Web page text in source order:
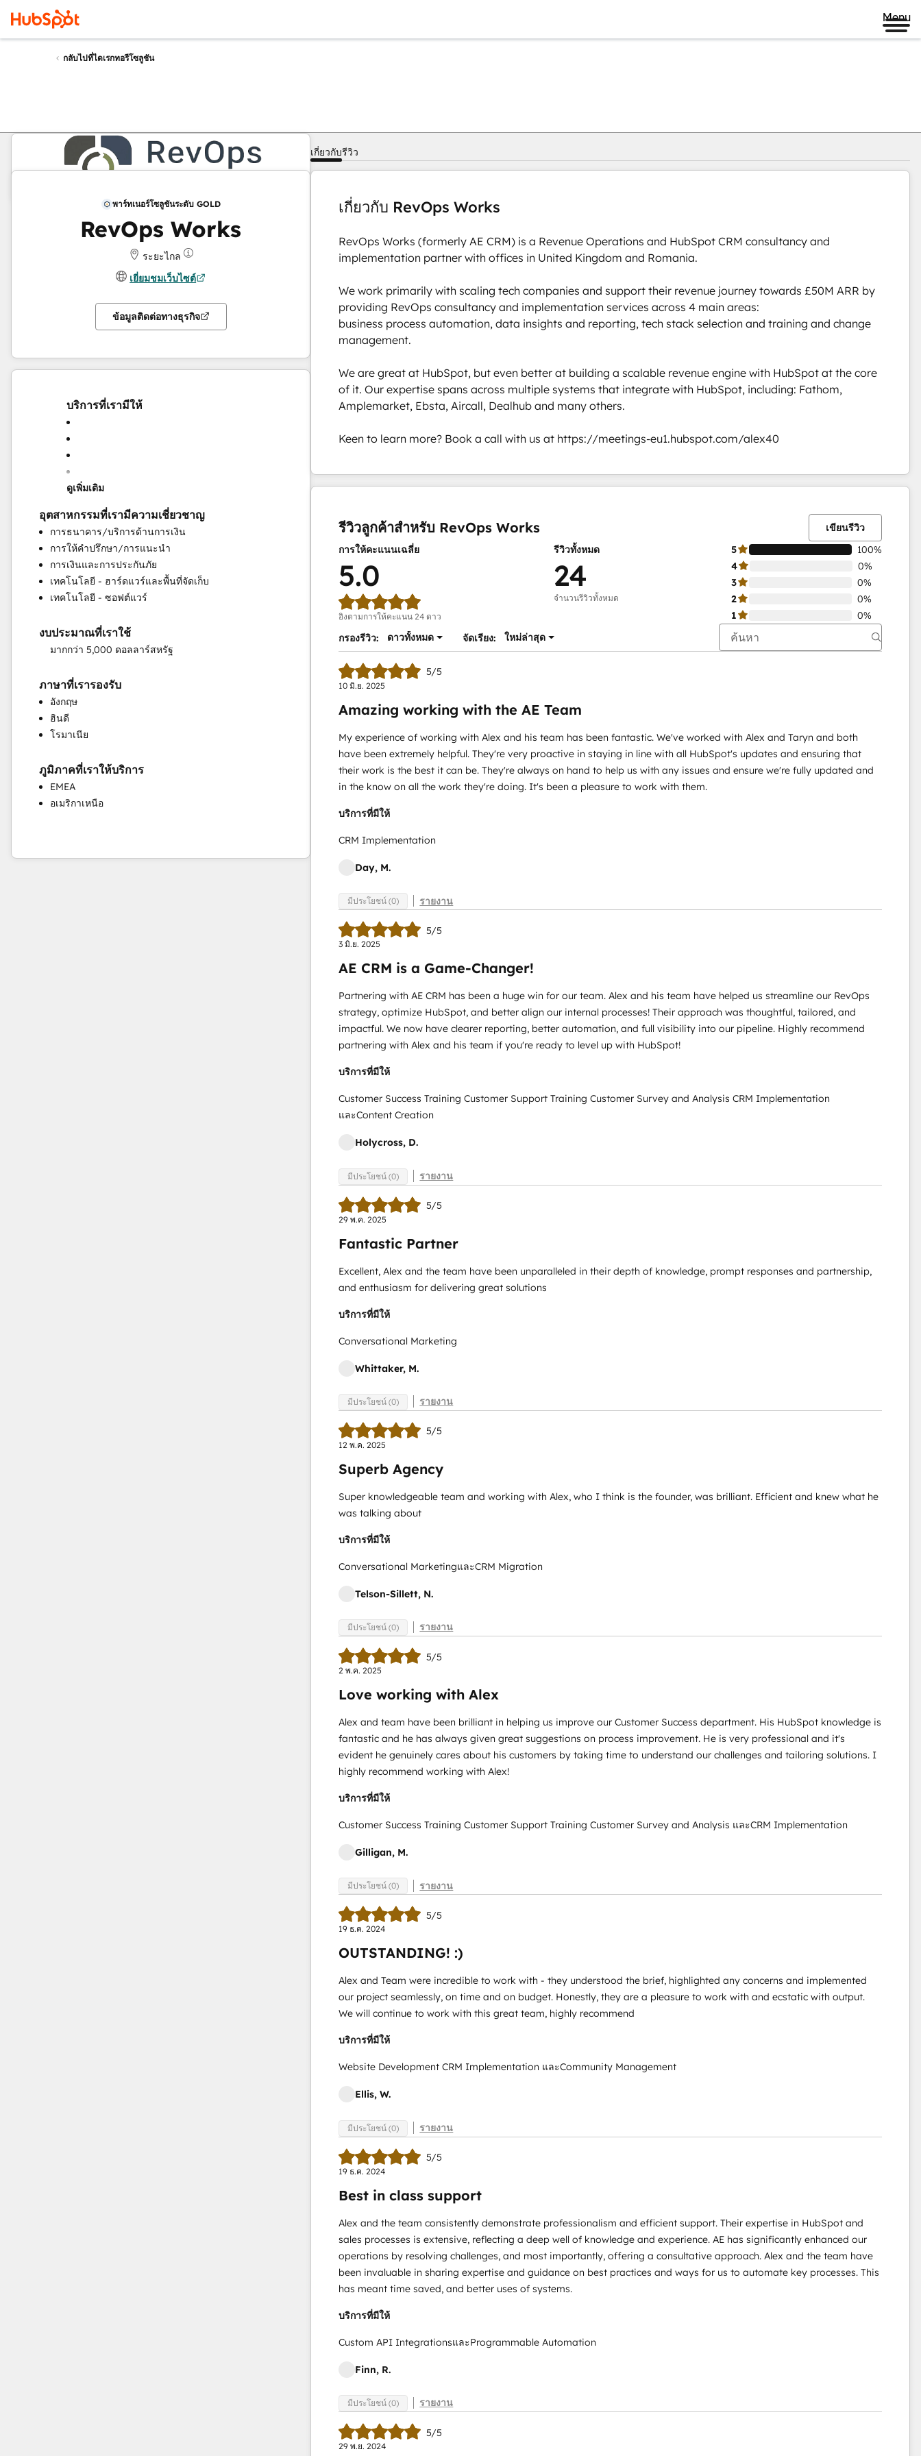
Menu
กลับไปที่ไดเรกทอรีโซลูชัน
เกี่ยวกับรีวิว
พาร์ทเนอร์โซลูชันระดับ GOLD
RevOps Works
ระยะไกล
เยี่ยมชมเว็บไซต์
ข้อมูลติดต่อทางธุรกิจ
บริการที่เรามีให้
การจัดแนวการขายและการตลาด
การดำเนินการของฝ่ายช่วยเหลือ
การตลาดตามบัญชี
การตลาดทางอีเมล
การตลาดสำหรับลูกค้า
การเตรียมความพร้อม HubSpot
การเปิดใช้งานการขาย
การผสานการทำงาน API แบบกำหนดเอง
การฝึกอบรมการสนับสนุนลูกค้า
การโอนย้าย CRM
แบบ
ระบบอัตโนมัติที่ตั้งโปรแกรมได้
ดูเพิ่มเติม
อุตสาหกรรมที่เรามีความเชี่ยวชาญ
การธนาคาร/บริการด้านการเงิน
การให้คำปรึกษา/การแนะนำ
การเงินและการประกันภัย
เทคโนโลยี - ฮาร์ดแวร์และพื้นที่จัดเก็บ
เทคโนโลยี - ซอฟต์แวร์
งบประมาณที่เราใช้
มากกว่า 5,000 ดอลลาร์สหรัฐ
ภาษาที่เรารองรับ
อังกฤษ
ฮินดี
โรมาเนีย
ภูมิภาคที่เราให้บริการ
EMEA
อเมริกาเหนือ
เกี่ยวกับ RevOps Works
RevOps Works (formerly AE CRM) is a Revenue Operations and HubSpot CRM consultancy and
implementation partner with offices in United Kingdom and Romania.
We work primarily with scaling tech companies and support their revenue journey towards £50M ARR by
providing RevOps consultancy and implementation services across 4 main areas:
business process automation, data insights and reporting, tech stack selection and training and change
management.
We are great at HubSpot, but even better at building a scalable revenue engine with HubSpot at the core
of it. Our expertise spans across multiple systems that integrate with HubSpot, including: Fathom,
Amplemarket, Ebsta, Aircall, Dealhub and many others.
Keen to learn more? Book a call with us at https://meetings-eu1.hubspot.com/alex40
รีวิวลูกค้าสำหรับ RevOps Works
เขียนรีวิว
การให้คะแนนเฉลี่ย
5.0
อิงตามการให้คะแนน 24 ดาว
รีวิวทั้งหมด
24
จำนวนรีวิวทั้งหมด
5
100%
100%
4
0%
3
0%
2
0%
1
0%
กรองรีวิว:
ดาวทั้งหมด จัดเรียง: ใหม่ล่าสุด
5/5
10 มิ.ย. 2025
Amazing working with the AE Team
My experience of working with Alex and his team has been fantastic. We've worked with Alex and Taryn and both
have been extremely helpful. They're very proactive in staying in line with all HubSpot's updates and ensuring that
their work is the best it can be. They're always on hand to help us with any issues and ensure we're fully updated and
in the know on all the work they're doing. It's been a pleasure to work with them.
บริการที่มีให้
CRM Implementation
Day, M.
มีประโยชน์ (0) รายงาน
5/5
3 มิ.ย. 2025
AE CRM is a Game-Changer!
Partnering with AE CRM has been a huge win for our team. Alex and his team have helped us streamline our RevOps
strategy, optimize HubSpot, and better align our internal processes! Their approach was thoughtful, tailored, and
impactful. We now have clearer reporting, better automation, and full visibility into our pipeline. Highly recommend
partnering with Alex and his team if you're ready to level up with HubSpot!
บริการที่มีให้
Customer Success Training Customer Support Training Customer Survey and Analysis CRM Implementation
และContent Creation
Holycross, D.
มีประโยชน์ (0) รายงาน
5/5
29 พ.ค. 2025
Fantastic Partner
Excellent, Alex and the team have been unparalleled in their depth of knowledge, prompt responses and partnership,
and enthusiasm for delivering great solutions
บริการที่มีให้
Conversational Marketing
Whittaker, M.
มีประโยชน์ (0) รายงาน
5/5
12 พ.ค. 2025
Superb Agency
Super knowledgeable team and working with Alex, who I think is the founder, was brilliant. Efficient and knew what he
was talking about
บริการที่มีให้
Conversational MarketingและCRM Migration
Telson-Sillett, N.
มีประโยชน์ (0) รายงาน
5/5
2 พ.ค. 2025
Love working with Alex
Alex and team have been brilliant in helping us improve our Customer Success department. His HubSpot knowledge is
fantastic and he has always given great suggestions on process improvement. He is very professional and it's
evident he genuinely cares about his customers by taking time to understand our challenges and tailoring solutions. I
highly recommend working with Alex!
บริการที่มีให้
Customer Success Training Customer Support Training Customer Survey and Analysis และCRM Implementation
Gilligan, M.
มีประโยชน์ (0) รายงาน
5/5
19 ธ.ค. 2024
OUTSTANDING! :)
Alex and Team were incredible to work with - they understood the brief, highlighted any concerns and implemented
our project seamlessly, on time and on budget. Honestly, they are a pleasure to work with and ecstatic with output.
We will continue to work with this great team, highly recommend
บริการที่มีให้
Website Development CRM Implementation และCommunity Management
Ellis, W.
มีประโยชน์ (0) รายงาน
5/5
19 ธ.ค. 2024
Best in class support
Alex and the team consistently demonstrate professionalism and efficient support. Their expertise in HubSpot and
sales processes is extensive, reflecting a deep well of knowledge and experience. AE has significantly enhanced our
operations by resolving challenges, and most importantly, offering a consultative approach. Alex and the team have
been invaluable in sharing expertise and guidance on best practices and ways for us to automate key processes. This
has meant time saved, and better uses of systems.
บริการที่มีให้
Custom API IntegrationsและProgrammable Automation
Finn, R.
มีประโยชน์ (0) รายงาน
5/5
29 พ.ย. 2024